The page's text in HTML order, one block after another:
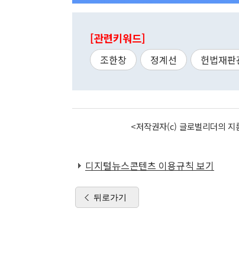
[관련키워드]
조한창 정계선 헌법재판
<저작권자(c) 글로벌리더의
디지털뉴스콘텐츠 이용규칙 보기
뒤로가기